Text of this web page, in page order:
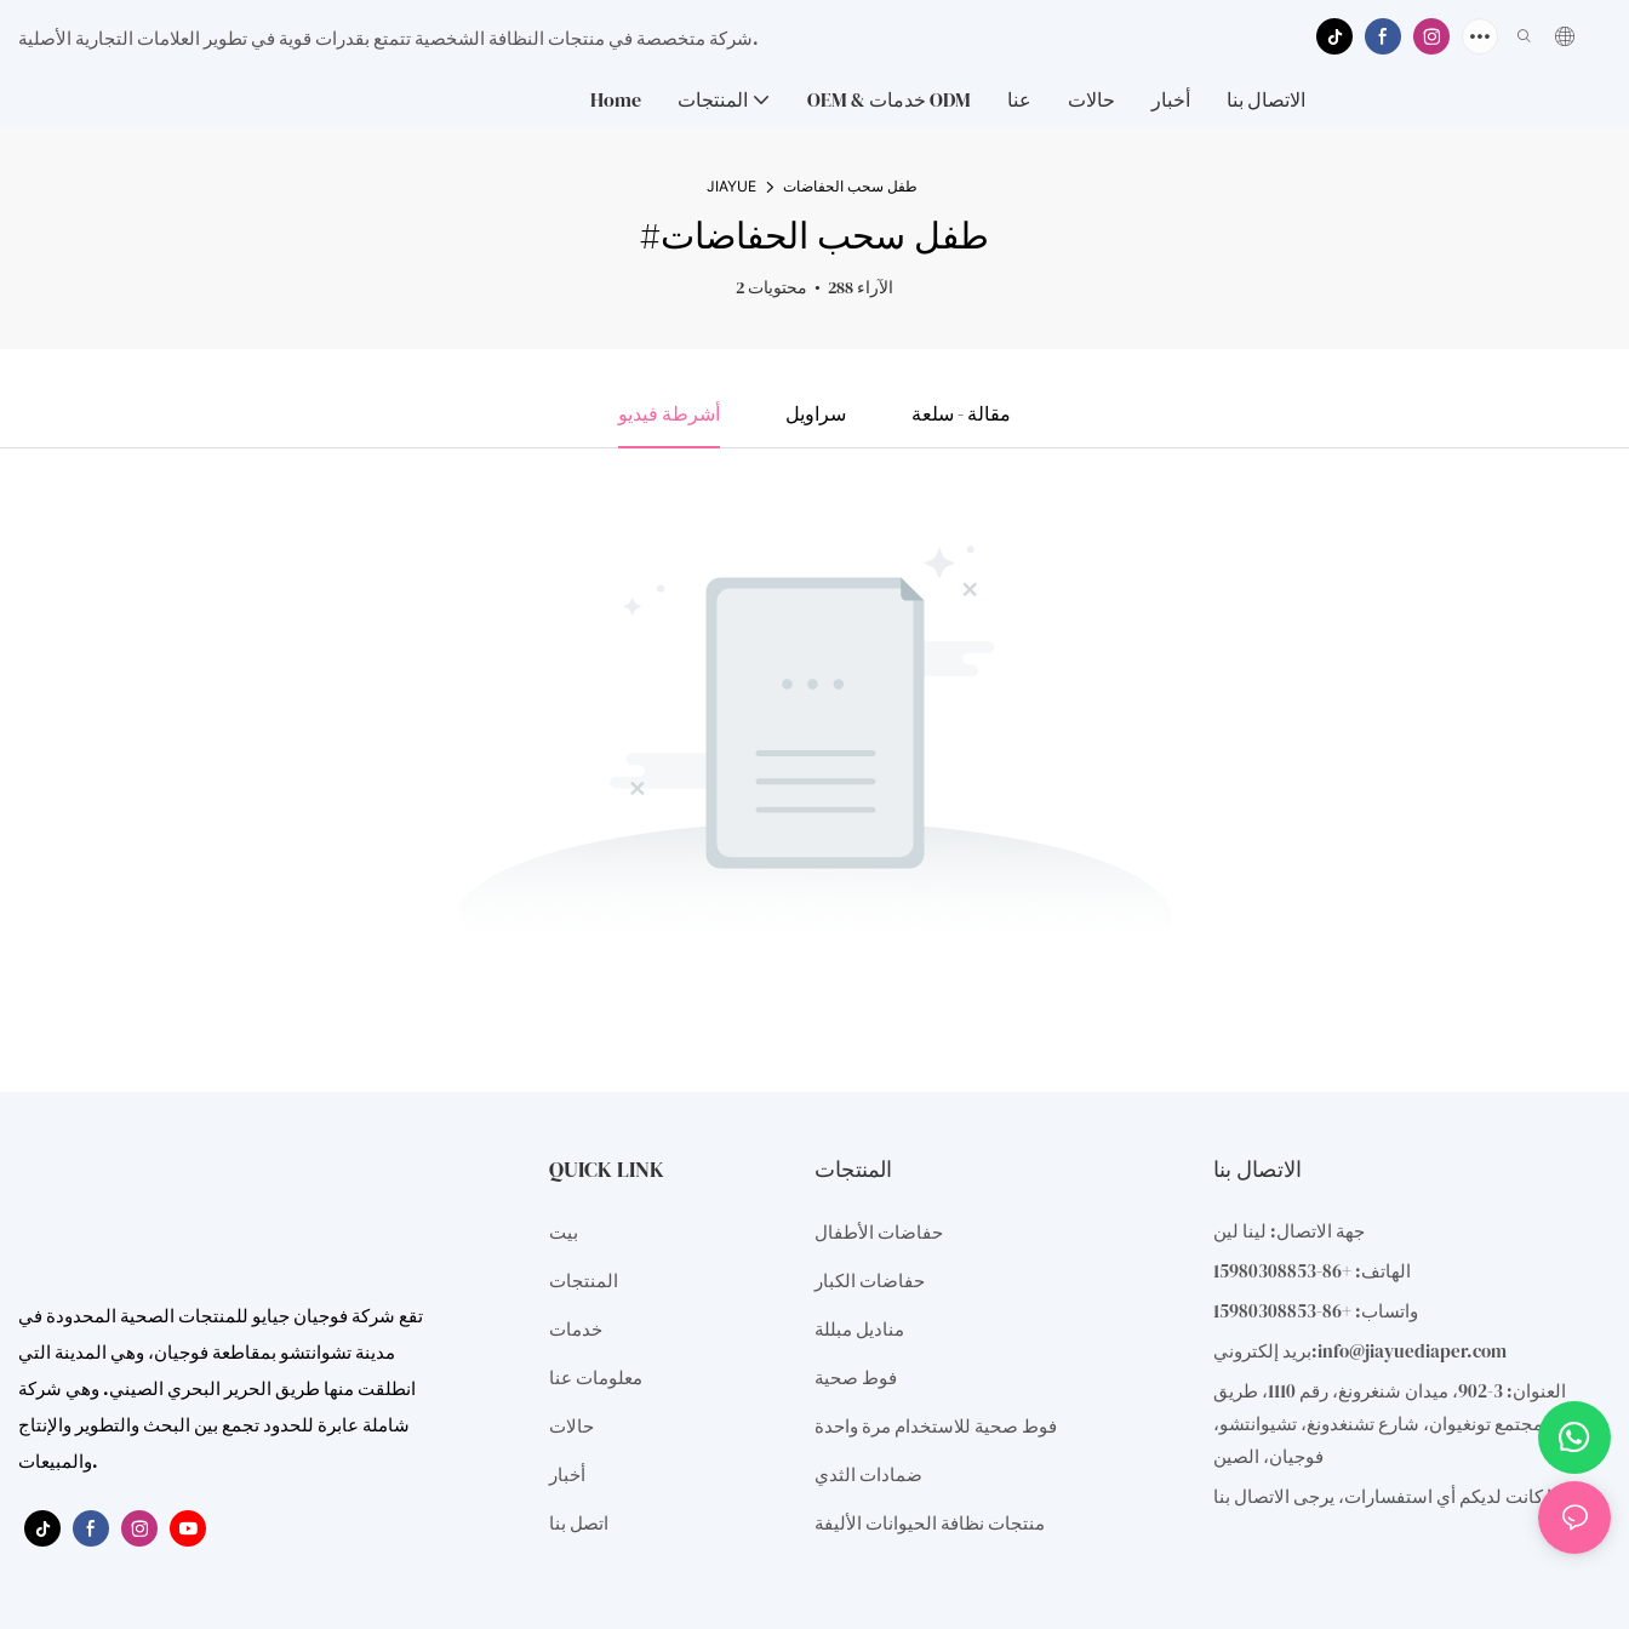
شركة متخصصة في منتجات النظافة الشخصية تتمتع بقدرات قوية في تطوير العلامات التجارية الأصلية.
Home المنتجات OEM & خدمات ODM عنا حالات أخبار الاتصال بنا
JIAYUE طفل سحب الحفاضات
#طفل سحب الحفاضات
2 محتويات 288 الآراء
أشرطة فيديو سراويل مقالة - سلعة
تقع شركة فوجيان جيايو للمنتجات الصحية المحدودة في
مدينة تشوانتشو بمقاطعة فوجيان، وهي المدينة التي
انطلقت منها طريق الحرير البحري الصيني. وهي شركة
شاملة عابرة للحدود تجمع بين البحث والتطوير والإنتاج
والمبيعات.
QUICK LINK
بيت
المنتجات
خدمات
معلومات عنا
حالات
أخبار
اتصل بنا
المنتجات
حفاضات الأطفال
حفاضات الكبار
مناديل مبللة
فوط صحية
فوط صحية للاستخدام مرة واحدة
ضمادات الثدي
منتجات نظافة الحيوانات الأليفة
الاتصال بنا
جهة الاتصال: لينا لين
الهاتف: +86-15980308853
واتساب: +86-15980308853
بريد إلكتروني:info@jiayuediaper.com
العنوان: 3-902، ميدان شنغرونغ، رقم 1110، طريق
دونغبو، مجتمع تونغيوان، شارع تشنغدونغ، تشيوانتشو،
فوجيان، الصين